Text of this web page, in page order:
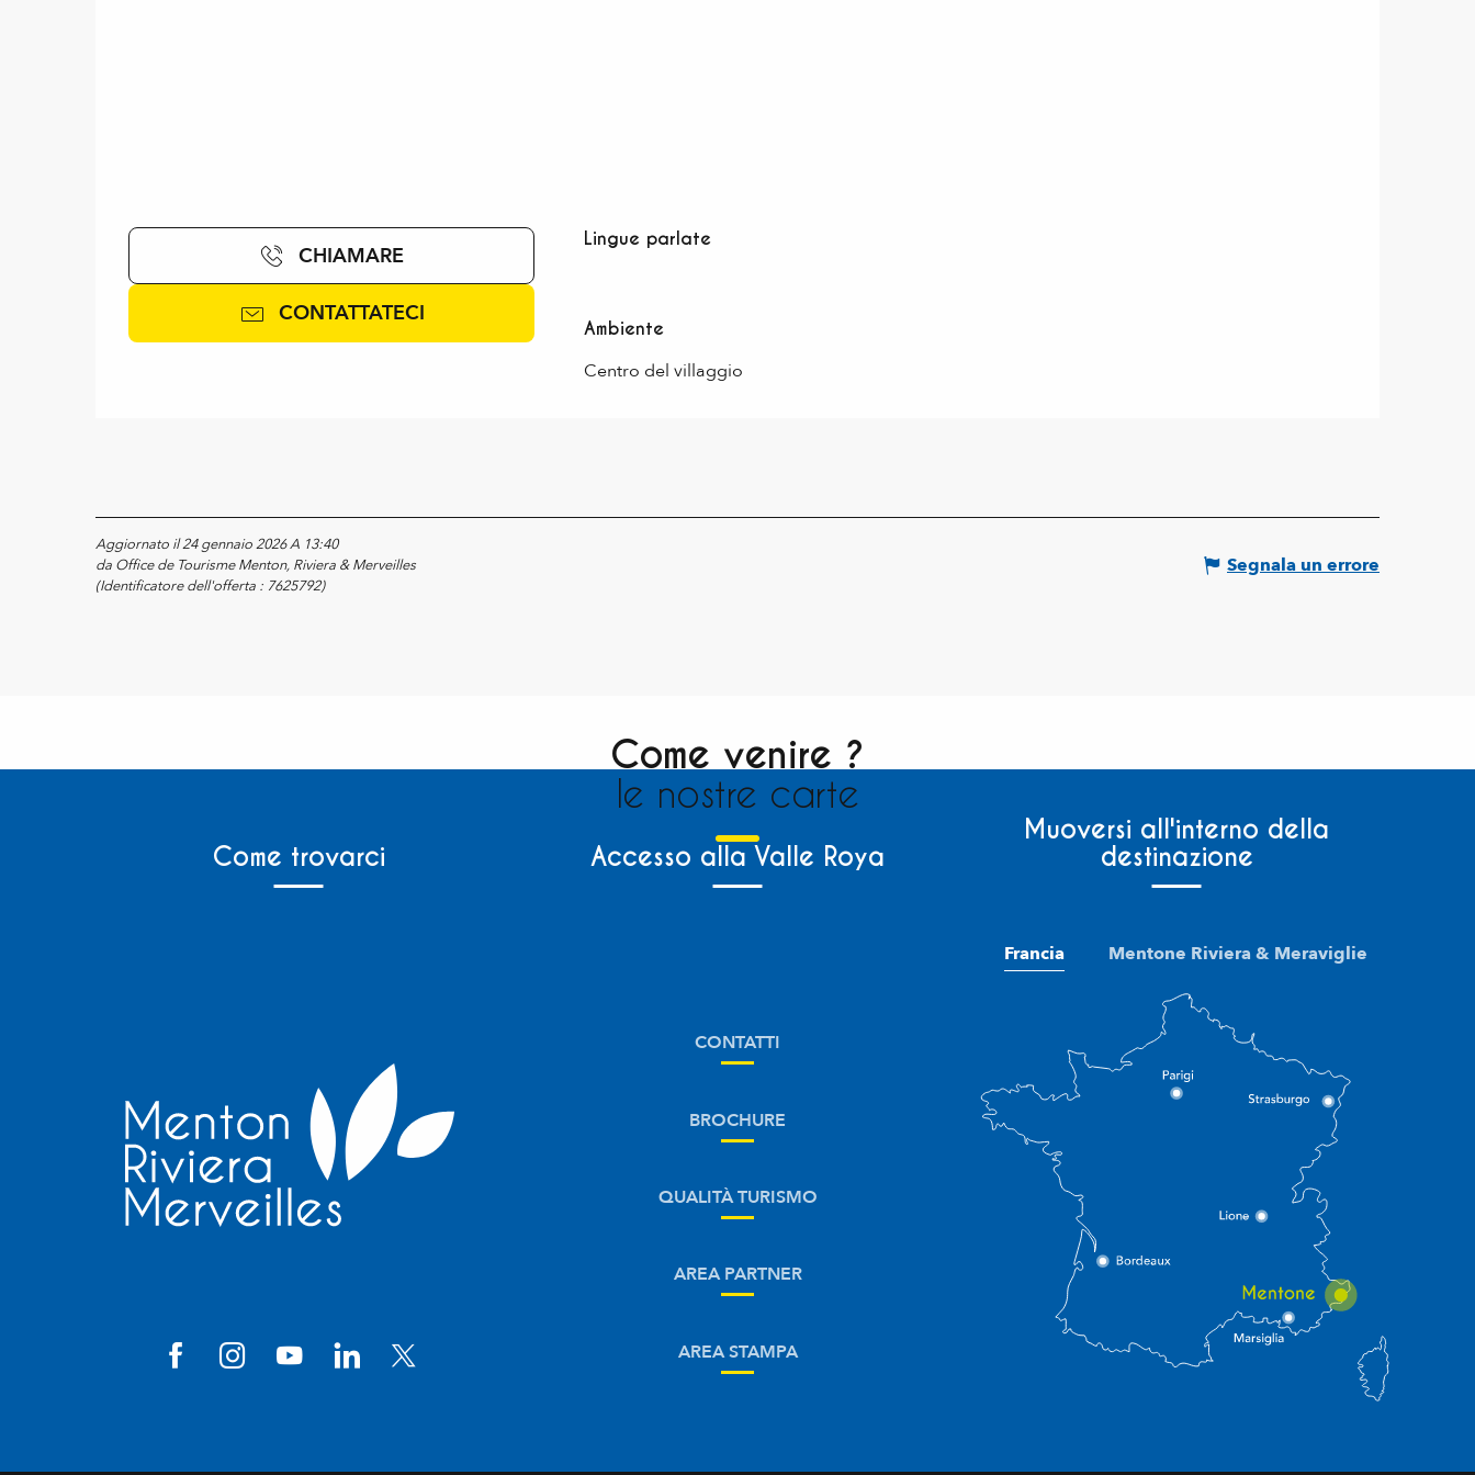
CHIAMARE
CONTATTATECI
Lingue parlate
Lingue parlate
Ambiente
Ambiente
Centro del villaggio
Aggiornato il 24 gennaio 2026 A 13:40
da Office de Tourisme Menton, Riviera & Merveilles
(Identificatore dell'offerta : 7625792)
Segnala un errore
Come venire ?
le nostre carte
Come trovarci Accesso alla Valle Roya
Muoversi all'interno della
destinazione
CONTATTI
BROCHURE
QUALITÀ TURISMO
AREA PARTNER
AREA STAMPA
Francia Mentone Riviera & Meraviglie